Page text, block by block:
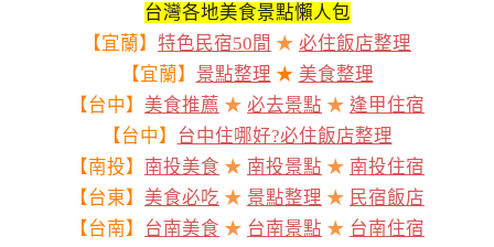
台灣各地美食景點懶人包
【宜蘭】 特色民宿50間 ★ 必住飯店整理
【宜蘭】 景點整理 ★ 美食整理
【台中】 美食推薦 ★ 必去景點 ★ 逢甲住宿
【台中】 台中住哪好?必住飯店整理
【南投】 南投美食 ★ 南投景點 ★ 南投住宿
【台東】 美食必吃 ★ 景點整理 ★ 民宿飯店
【台南】 台南美食 ★ 台南景點 ★ 台南住宿